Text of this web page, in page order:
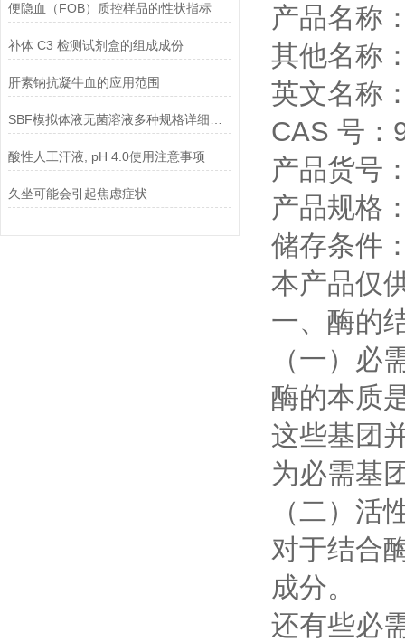
便隐血（FOB）质控样品的性状指标
补体 C3 检测试剂盒的组成成份
肝素钠抗凝牛血的应用范围
酸性人工汗液, pH 4.0使用注意事项
久坐可能会引起焦虑症状
产品名称
其他名称
英文名称
CAS 号：
产品货号
产品规格
储存条件
本产品仅
一、酶的
（一）必
酶的本质
这些基团
为必需基
（二）活
对于结合
成分。
还有些必